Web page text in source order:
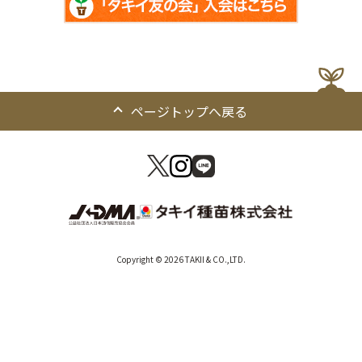
ページトップへ戻る
Copyright © 2026 TAKII & CO.,LTD.